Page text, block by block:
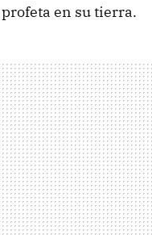
en su tierra.